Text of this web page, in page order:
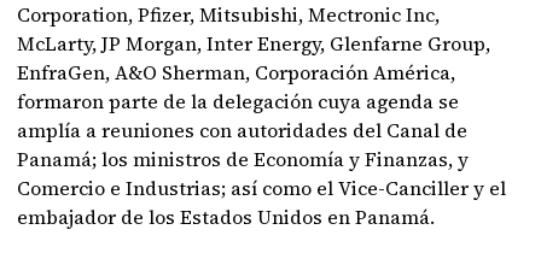
Corporation, Pfizer, Mitsubishi, Mectronic Inc,
McLarty, JP Morgan, Inter Energy, Glenfarne Group,
EnfraGen, A&O Sherman, Corporación América,
formaron parte de la delegación cuya agenda se
amplía a reuniones con autoridades del Canal de
Panamá; los ministros de Economía y Finanzas, y
Comercio e Industrias; así como el Vice-Canciller y el
embajador de los Estados Unidos en Panamá.